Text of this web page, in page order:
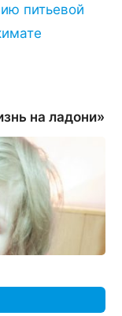
питьевой
на ладони»